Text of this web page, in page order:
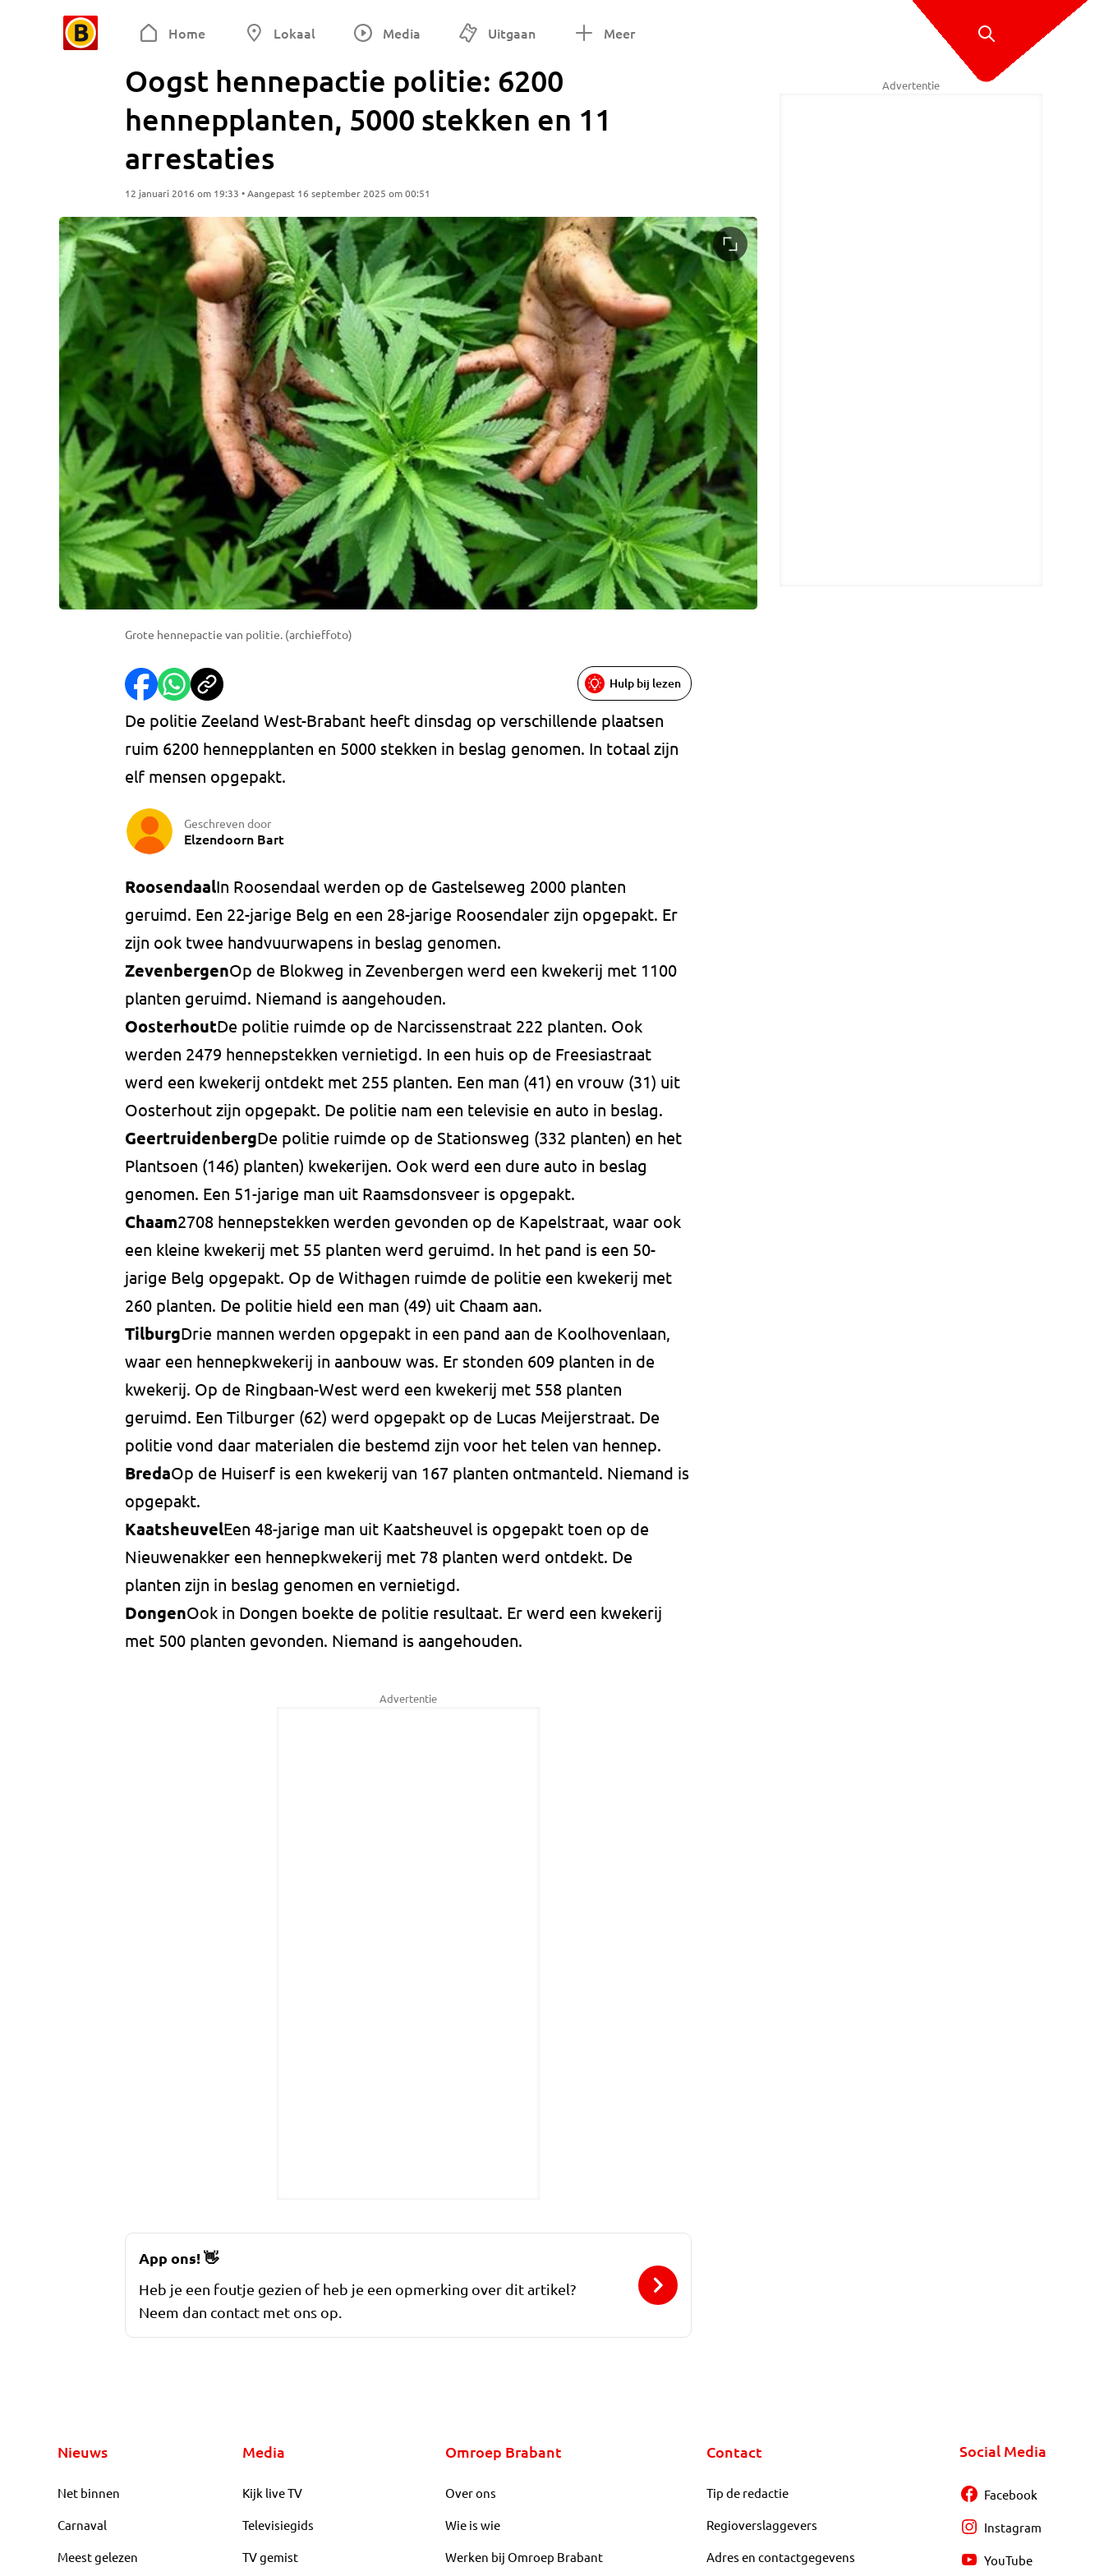
Home Lokaal Media Uitgaan Meer
Oogst hennepactie politie: 6200
hennepplanten, 5000 stekken en 11
arrestaties
12 januari 2016 om 19:33 • Aangepast 16 september 2025 om 00:51
Grote hennepactie van politie. (archieffoto)
Hulp bij lezen
De politie Zeeland West-Brabant heeft dinsdag op verschillende plaatsen
ruim 6200 hennepplanten en 5000 stekken in beslag genomen. In totaal zijn
elf mensen opgepakt.
Geschreven door
Elzendoorn Bart
RoosendaalIn Roosendaal werden op de Gastelseweg 2000 planten
geruimd. Een 22-jarige Belg en een 28-jarige Roosendaler zijn opgepakt. Er
zijn ook twee handvuurwapens in beslag genomen.
ZevenbergenOp de Blokweg in Zevenbergen werd een kwekerij met 1100
planten geruimd. Niemand is aangehouden.
OosterhoutDe politie ruimde op de Narcissenstraat 222 planten. Ook
werden 2479 hennepstekken vernietigd. In een huis op de Freesiastraat
werd een kwekerij ontdekt met 255 planten. Een man (41) en vrouw (31) uit
Oosterhout zijn opgepakt. De politie nam een televisie en auto in beslag.
GeertruidenbergDe politie ruimde op de Stationsweg (332 planten) en het
Plantsoen (146) planten) kwekerijen. Ook werd een dure auto in beslag
genomen. Een 51-jarige man uit Raamsdonsveer is opgepakt.
Chaam2708 hennepstekken werden gevonden op de Kapelstraat, waar ook
een kleine kwekerij met 55 planten werd geruimd. In het pand is een 50-
jarige Belg opgepakt. Op de Withagen ruimde de politie een kwekerij met
260 planten. De politie hield een man (49) uit Chaam aan.
TilburgDrie mannen werden opgepakt in een pand aan de Koolhovenlaan,
waar een hennepkwekerij in aanbouw was. Er stonden 609 planten in de
kwekerij. Op de Ringbaan-West werd een kwekerij met 558 planten
geruimd. Een Tilburger (62) werd opgepakt op de Lucas Meijerstraat. De
politie vond daar materialen die bestemd zijn voor het telen van hennep.
BredaOp de Huiserf is een kwekerij van 167 planten ontmanteld. Niemand is
opgepakt.
KaatsheuvelEen 48-jarige man uit Kaatsheuvel is opgepakt toen op de
Nieuwenakker een hennepkwekerij met 78 planten werd ontdekt. De
planten zijn in beslag genomen en vernietigd.
DongenOok in Dongen boekte de politie resultaat. Er werd een kwekerij
met 500 planten gevonden. Niemand is aangehouden.
Advertentie
Advertentie
App ons!👋
Heb je een foutje gezien of heb je een opmerking over dit artikel?
Neem dan contact met ons op.
Nieuws
Net binnen
Carnaval
Meest gelezen
Media
Kijk live TV
Televisiegids
TV gemist
Omroep Brabant
Over ons
Wie is wie
Werken bij Omroep Brabant
Contact
Tip de redactie
Regioverslaggevers
Adres en contactgegevens
Social Media
Facebook
Instagram
YouTube